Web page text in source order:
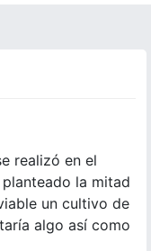
realizó en el
la mitad
un cultivo de
algo así como